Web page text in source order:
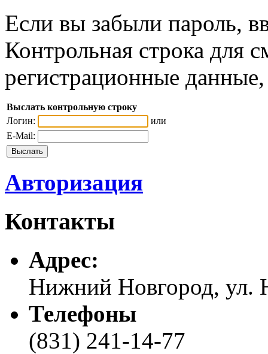
Если вы забыли пароль,
Контрольная строка для
регистрационные
Выслать контрольную строку
Логин:
или
E-Mail:
Авторизация
Контакты
Адреc:
Нижний Новгород, ул.
Телефоны
(831) 241-14-77